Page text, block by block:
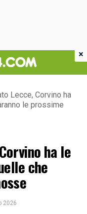
Lecce, Corvino ha
le prossime
ha le
che
2026
×